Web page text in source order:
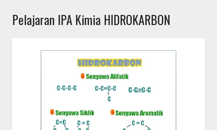
Bimbel Jakarta Timur
Pelajaran IPA Kimia HIDROKARBON